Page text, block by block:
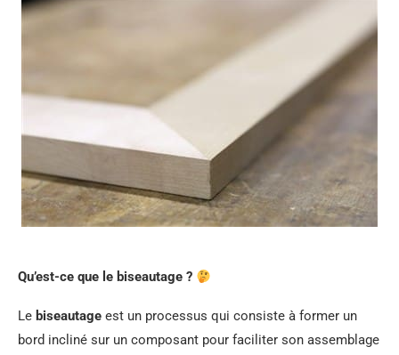
Qu’est-ce que le biseautage ?
Le biseautage est un processus qui consiste à former un
bord incliné sur un composant pour faciliter son assemblage